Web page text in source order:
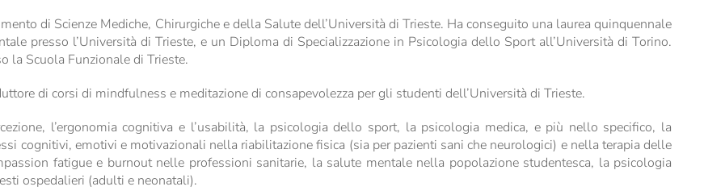
di Scienze Mediche, Chirurgiche e della Salute dell’Università di Trieste. Ha conseguito una laurea quinquennale
presso l’Università di Trieste, e un Diploma di Specializzazione in Psicologia dello Sport all’Università di Torino.
la Scuola Funzionale di Trieste.
di corsi di mindfulness e meditazione di consapevolezza per gli studenti dell’Università di Trieste.
l’ergonomia cognitiva e l’usabilità, la psicologia dello sport, la psicologia medica, e più nello specifico, la
cognitivi, emotivi e motivazionali nella riabilitazione fisica (sia per pazienti sani che neurologici) e nella terapia delle
fatigue e burnout nelle professioni sanitarie, la salute mentale nella popolazione studentesca, la psicologia
ospedalieri (adulti e neonatali).